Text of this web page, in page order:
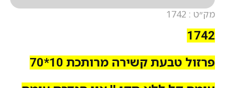
מק״ט : 1742
1742
פרזול טבעת קשירה מרותכת 10*70